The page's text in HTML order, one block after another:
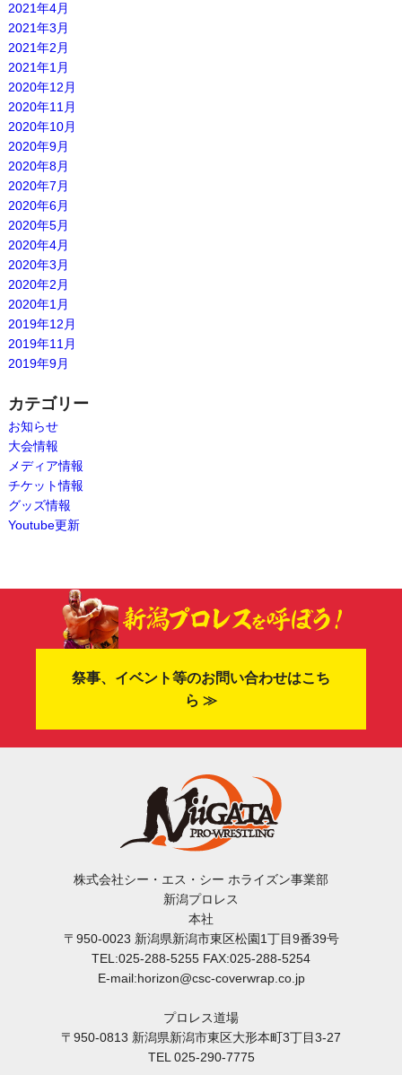
2021年4月
2021年3月
2021年2月
2021年1月
2020年12月
2020年11月
2020年10月
2020年9月
2020年8月
2020年7月
2020年6月
2020年5月
2020年4月
2020年3月
2020年2月
2020年1月
2019年12月
2019年11月
2019年9月
カテゴリー
お知らせ
大会情報
メディア情報
チケット情報
グッズ情報
Youtube更新
祭事、イベント等のお問い合わせはこち
ら ≫
株式会社シー・エス・シー ホライズン事業部
新潟プロレス
本社
〒950-0023 新潟県新潟市東区松園1丁目9番39号
TEL:025-288-5255 FAX:025-288-5254
E-mail:horizon@csc-coverwrap.co.jp
プロレス道場
〒950-0813 新潟県新潟市東区大形本町3丁目3-27
TEL 025-290-7775